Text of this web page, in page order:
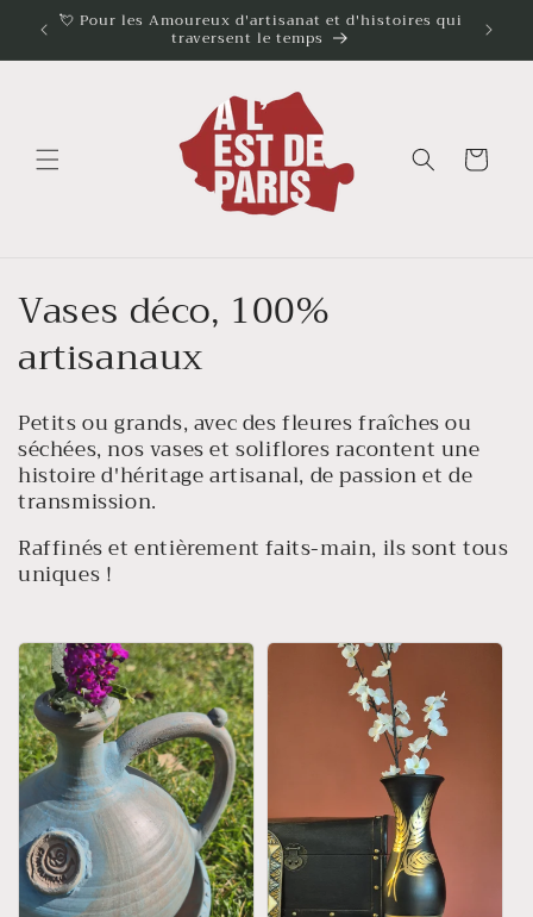
passer
💘 Pour les Amoureux d'artisanat et d'histoires qui
traversent le temps
Panier
C
o
l
l
e
c
t
i
o
n
:
Vases déco, 100%
artisanaux
Petits ou grands, avec des fleures fraîches ou
séchées, nos vases et soliflores racontent une
histoire d'héritage artisanal, de passion et de
transmission.
Raffinés et entièrement faits-main, ils sont tous
uniques !